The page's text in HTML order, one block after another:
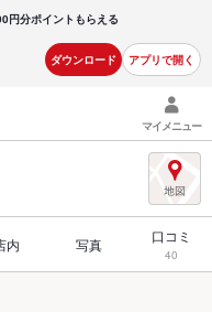
円分ポイントもらえる
ダウンロード アプリで開く
マイメニュー
内 写真 口コミ
40